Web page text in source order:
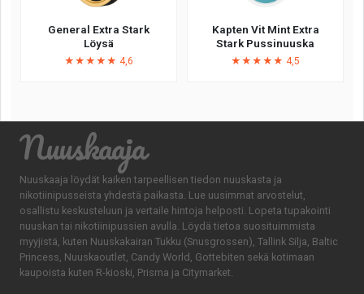
General Extra Stark
Löysä
★★★★★ 4,6
Kapten Vit Mint Extra
Stark Pussinuuska
★★★★★ 4,5
Nuuskaaja
Nuuskaaja löydät kaiken tarpeellisen tiedon nuuskasta ja
nikotiinipusseista yhdestä paikasta. Lue uusimmat arvostelut,
osallistu keskusteluun ja vertaile hintoja helposti. Lopeta tupakointi
nuuskan tai nikotiinipussien avulla. Löydä tietoa suosituimmista
myyjistä, kuten Nuuskakairan Tukku (Snusgrossen), Tallink Silja, Baltic
Princess, Nuuskaoutlet, Candy World, Gottebiten sekä kotimaan
kaupoista kuten R-kioski, Prisma ja Citymarket.